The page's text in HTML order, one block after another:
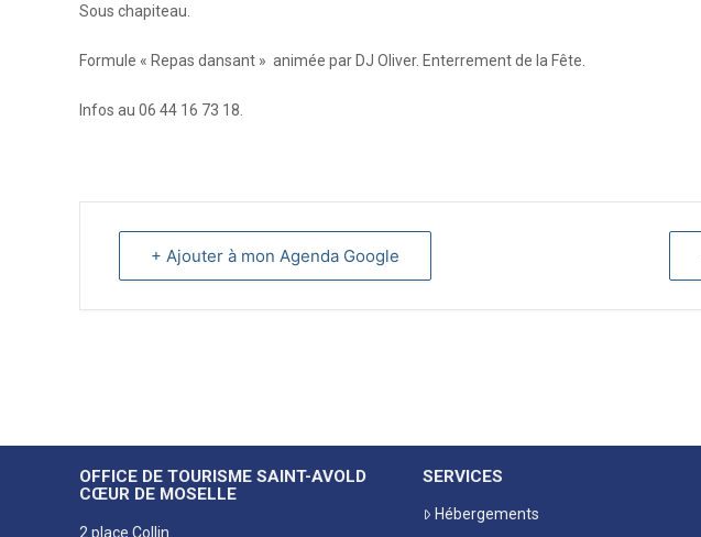
Sous chapiteau.
Formule « Repas dansant » animée par DJ Oliver. Enterrement de la Fête.
Infos au 06 44 16 73 18.
+ Ajouter à mon Agenda Google
OFFICE DE TOURISME SAINT-AVOLD
CŒUR DE MOSELLE
2 place Collin
SERVICES
Hébergements